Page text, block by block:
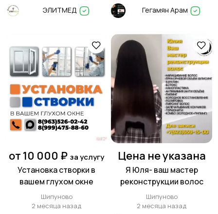
ЭЛИТМЕД Гегамян Арам
от 10 000 ₽ за услугу
Установка створки в
вашем глухом окне
Шипуново
2 месяца назад
Цена не указана
Я Юля- ваш мастер
реконструкции волос
Шипуново
2 месяца назад